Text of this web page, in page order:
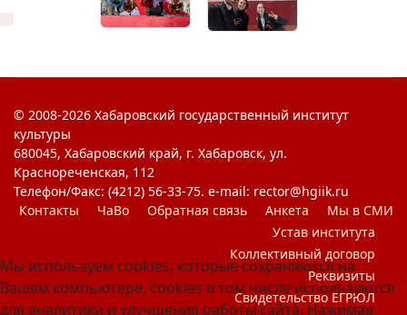
© 2008-2026 Хабаровский государственный институт
культуры
680045, Хабаровский край, г. Хабаровск, ул.
Краснореченская, 112
Телефон/Факс: (4212) 56-33-75. e-mail: rector@hgiik.ru
Контакты
ЧаВо Обратная связь Анкета
Мы в СМИ
Устав института
Коллективный договор
Реквизиты
Свидетельство ЕГРЮЛ
Мы используем cookies, которые сохраняются на
Вашем компьютере, cookies в том числе используются
для аналитики и улучшения работы сайта. Нажимая